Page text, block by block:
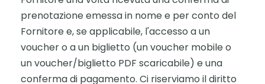
prenotazione emessa in nome e per conto del
Fornitore e, se applicabile, l'accesso a un
voucher o a un biglietto (un voucher mobile o
un voucher/biglietto PDF scaricabile) e una
conferma di pagamento. Ci riserviamo il diritto